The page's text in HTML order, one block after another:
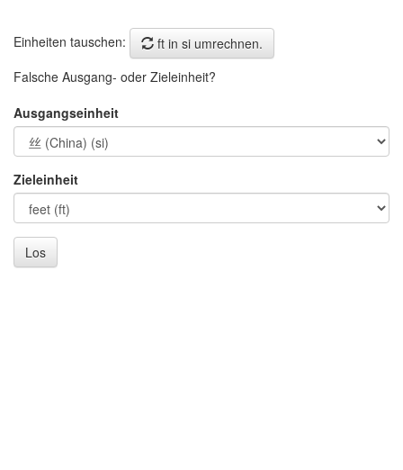
Einheiten tauschen:
ft in si umrechnen.
Falsche Ausgang- oder Zieleinheit?
Ausgangseinheit
Zieleinheit
Los